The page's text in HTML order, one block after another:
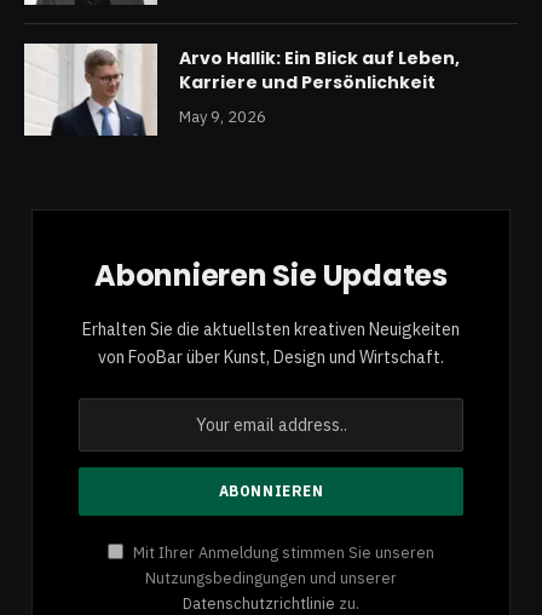
Arvo Hallik: Ein Blick auf Leben,
Karriere und Persönlichkeit
May 9, 2026
Abonnieren Sie Updates
Erhalten Sie die aktuellsten kreativen Neuigkeiten
von FooBar über Kunst, Design und Wirtschaft.
Mit Ihrer Anmeldung stimmen Sie unseren
Nutzungsbedingungen und unserer
Datenschutzrichtlinie zu.